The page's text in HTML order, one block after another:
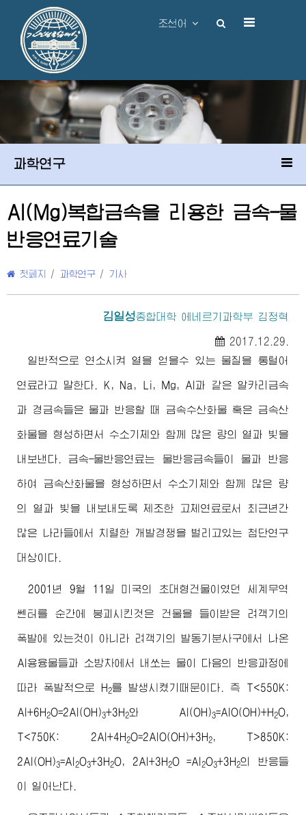
조선어
과학연구
Al(Mg)복합금속을 리용한 금속-물
반응연료기술
첫페지 / 과학연구 / 기사
김일성종합대학 에네르기과학부 김정혁
2017.12.29.
일반적으로 연소시켜 열을 얻을수 있는 물질을 통털어
연료라고 말한다. K, Na, Li, Mg, Al과 같은 알카리금속
과 경금속들은 물과 반응할 때 금속수산화물 혹은 금속산
화물을 형성하면서 수소기체와 함께 많은 량의 열과 빛을
내보낸다. 금속-물반응연료는 물반응금속들이 물과 반응
하여 금속산화물을 형성하면서 수소기체와 함께 많은 량
의 열과 빛을 내보내도록 제조한 고체연료로서 최근년간
많은 나라들에서 치렬한 개발경쟁을 벌리고있는 첨단연구
대상이다.
2001년 9월 11일 미국의 초대형건물이였던 세계무역
쎈터를 순간에 붕괴시킨것은 건물을 들이받은 려객기의
폭발에 있는것이 아니라 려객기의 발동기분사구에서 나온
Al용융물들과 소방차에서 내쏘는 물이 다음의 반응과정에
따라 폭발적으로 H 2를 발생시켰기때문이다. 즉 T<550K:
Al+6H 2O=2Al(OH)3+3H 2와 Al(OH)3=AlO(OH)+H 2O,
T<750K: 2Al+4H 2O=2AlO(OH)+3H 2, T>850K:
2Al(OH)3=Al 2O3+3H 2O, 2Al+3H 2O =Al 2O3+3H 2의 반응들
이 일어난다.